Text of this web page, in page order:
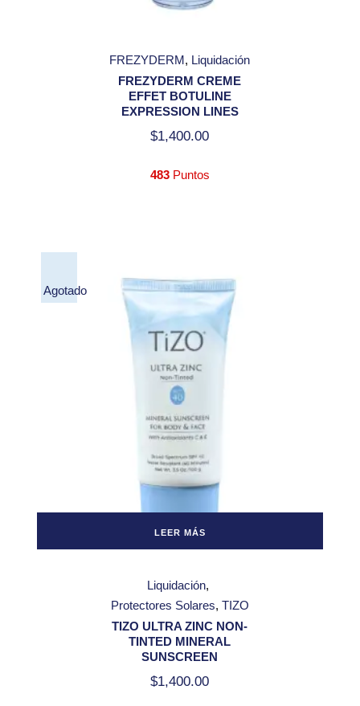
FREZYDERM Liquidación
FREZYDERM CREME
EFFET BOTULINE
EXPRESSION LINES
$1,400.00
483Puntos
Agotado
LEER MÁS
Liquidación
Protectores Solares TIZO
TIZO ULTRA ZINC NON-
TINTED MINERAL
SUNSCREEN
$1,400.00